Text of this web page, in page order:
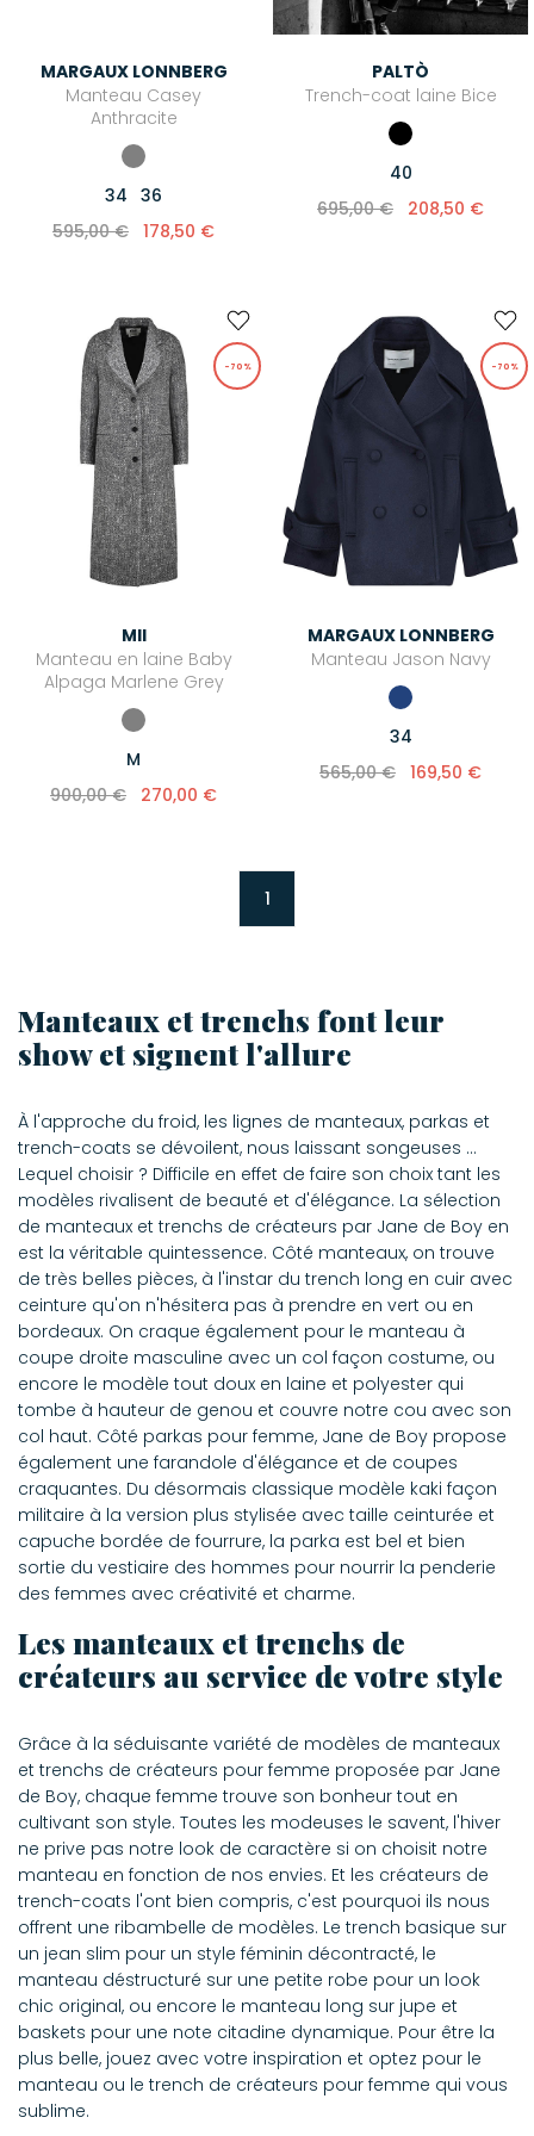
Salopettes
Soutiens-gorge
Culottes & Strings
Bodys
Chaussettes
Brassières
MAILLOTS DE BAIN
Maillots deux pièces
Maillots une pièce
VÊTEMENTS ENFANT
MARGAUX LONNBERG
Manteau Casey
Anthracite
34 36
595,00 € 178,50 €
PALTÒ
Trench-coat laine Bice
40
695,00 €
208,50 €
-70%
MII
Manteau en laine Baby
Alpaga Marlene Grey
M
900,00 €
270,00 €
-70%
MARGAUX LONNBERG
Manteau Jason Navy
34
565,00 € 169,50 €
1
Manteaux et trenchs font leur
show et signent l'allure
À l'approche du froid, les lignes de manteaux, parkas et
trench-coats se dévoilent, nous laissant songeuses ...
Lequel choisir ? Difficile en effet de faire son choix tant les
modèles rivalisent de beauté et d'élégance. La sélection
de manteaux et trenchs de créateurs par Jane de Boy en
est la véritable quintessence. Côté manteaux, on trouve
de très belles pièces, à l'instar du trench long en cuir avec
ceinture qu'on n'hésitera pas à prendre en vert ou en
bordeaux. On craque également pour le manteau à
coupe droite masculine avec un col façon costume, ou
encore le modèle tout doux en laine et polyester qui
tombe à hauteur de genou et couvre notre cou avec son
col haut. Côté parkas pour femme, Jane de Boy propose
également une farandole d'élégance et de coupes
craquantes. Du désormais classique modèle kaki façon
militaire à la version plus stylisée avec taille ceinturée et
capuche bordée de fourrure, la parka est bel et bien
sortie du vestiaire des hommes pour nourrir la penderie
des femmes avec créativité et charme.
Les manteaux et trenchs de
créateurs au service de votre style
Grâce à la séduisante variété de modèles de manteaux
et trenchs de créateurs pour femme proposée par Jane
de Boy, chaque femme trouve son bonheur tout en
cultivant son style. Toutes les modeuses le savent, l'hiver
ne prive pas notre look de caractère si on choisit notre
manteau en fonction de nos envies. Et les créateurs de
trench-coats l'ont bien compris, c'est pourquoi ils nous
offrent une ribambelle de modèles. Le trench basique sur
un jean slim pour un style féminin décontracté, le
manteau déstructuré sur une petite robe pour un look
chic original, ou encore le manteau long sur jupe et
baskets pour une note citadine dynamique. Pour être la
plus belle, jouez avec votre inspiration et optez pour le
manteau ou le trench de créateurs pour femme qui vous
sublime.